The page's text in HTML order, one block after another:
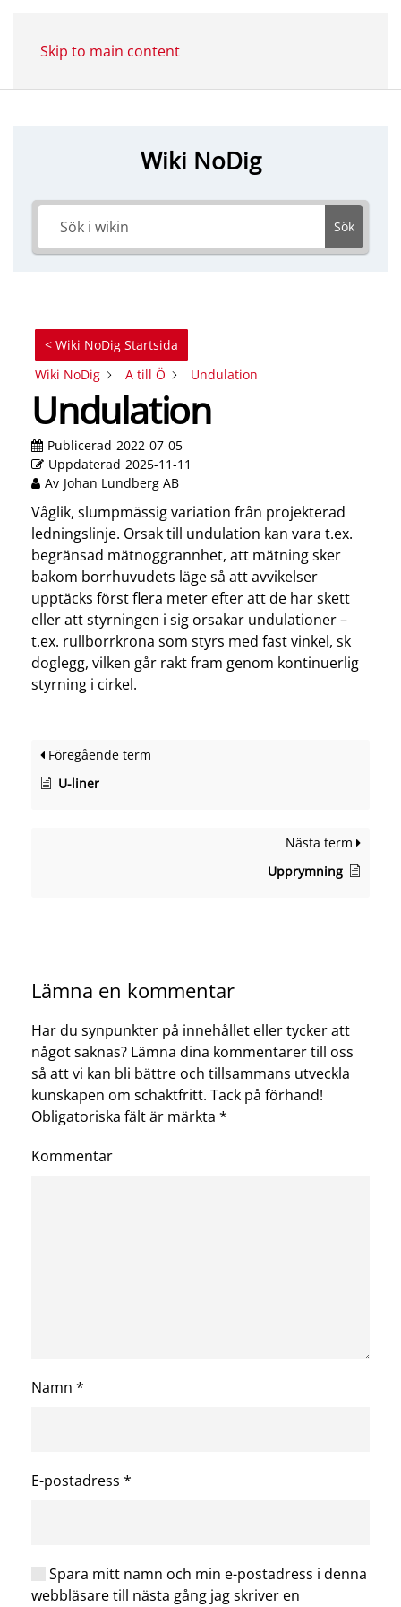
Skip to main content
Wiki NoDig
Sök
< Wiki NoDig Startsida
Wiki NoDig
A till Ö Undulation
Undulation
Publicerad 2022-07-05
Uppdaterad 2025-11-11
Av Johan Lundberg AB
Våglik, slumpmässig variation från projekterad
ledningslinje. Orsak till undulation kan vara t.ex.
begränsad mätnoggrannhet, att mätning sker
bakom borrhuvudets läge så att avvikelser
upptäcks först flera meter efter att de har skett
eller att styrningen i sig orsakar undulationer –
t.ex. rullborrkrona som styrs med fast vinkel, sk
doglegg, vilken går rakt fram genom kontinuerlig
styrning i cirkel.
Föregående term
U-liner
Nästa term
Upprymning
Lämna en kommentar
Har du synpunkter på innehållet eller tycker att
något saknas? Lämna dina kommentarer till oss
så att vi kan bli bättre och tillsammans utveckla
kunskapen om schaktfritt. Tack på förhand!
Obligatoriska fält är märkta *
Kommentar
Namn *
E-postadress *
Spara mitt namn och min e-postadress i denna
webbläsare till nästa gång jag skriver en